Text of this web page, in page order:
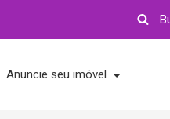
Anuncie seu imóvel